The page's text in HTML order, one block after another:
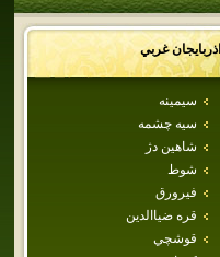
اذربايجان غربي
سيمينه
سيه چشمه
شاهين دژ
شوط
فيرورق
قره ضياالدين
قوشچي